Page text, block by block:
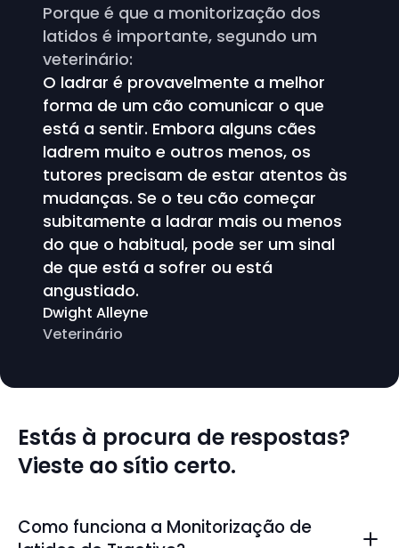
Porque é que a monitorização dos
latidos é importante, segundo um
veterinário:
O ladrar é provavelmente a melhor
forma de um cão comunicar o que
está a sentir. Embora alguns cães
ladrem muito e outros menos, os
tutores precisam de estar atentos às
mudanças. Se o teu cão começar
subitamente a ladrar mais ou menos
do que o habitual, pode ser um sinal
de que está a sofrer ou está
angustiado.
Dwight Alleyne
Veterinário
Estás à procura de respostas?
Vieste ao sítio certo.
Como funciona a Monitorização de